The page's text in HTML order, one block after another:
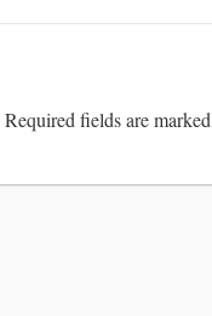
Required fields are marked